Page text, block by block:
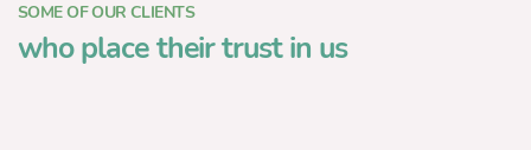
SOME OF OUR CLIENTS
who place their trust in us